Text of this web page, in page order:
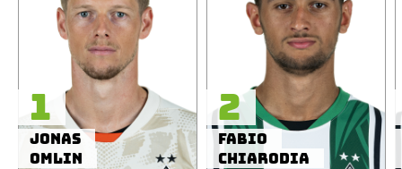
Jonas
Omlin
1
Fabio
Chiarodia
2